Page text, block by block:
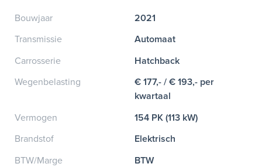
Bouwjaar
2021
Transmissie
Automaat
Carrosserie
Hatchback
Wegenbelasting
€ 177,- / € 193,- per
kwartaal
Vermogen
154 PK (113 kW)
Brandstof
Elektrisch
BTW/Marge
BTW